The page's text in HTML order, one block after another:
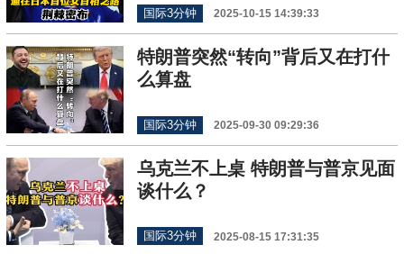
国际3分钟 2025-10-15 14:39:33
特朗普突然“转向”背后又在打什
么算盘
国际3分钟 2025-09-30 09:29:36
乌克兰不上桌 特朗普与普京见面
谈什么？
国际3分钟 2025-08-15 17:31:35